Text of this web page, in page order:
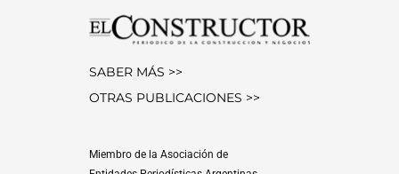
SABER MÁS >>
OTRAS PUBLICACIONES >>
Miembro de la Asociación de